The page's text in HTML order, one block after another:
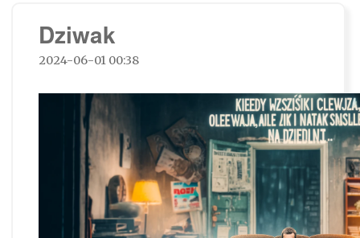
Dziwak
2024-06-01 00:38